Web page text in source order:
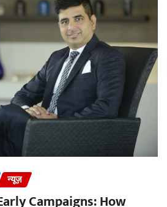
न्यूज़
Campaigns: How